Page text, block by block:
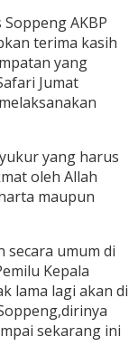
AKBP
terima kasih
yang
Jumat
yang harus
oleh Allah
maupun
secara umum di
Kepala
lama lagi akan di
sekarang ini